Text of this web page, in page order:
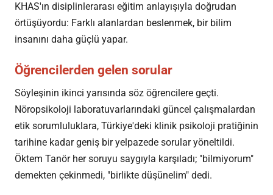
KHAS'ın disiplinlerarası eğitim anlayışıyla doğrudan
örtüşüyordu: Farklı alanlardan beslenmek, bir bilim
insanını daha güçlü yapar.
Öğrencilerden gelen sorular
Söyleşinin ikinci yarısında söz öğrencilere geçti.
Nöropsikoloji laboratuvarlarındaki güncel çalışmalardan
etik sorumluluklara, Türkiye'deki klinik psikoloji pratiğinin
tarihine kadar geniş bir yelpazede sorular yöneltildi.
Öktem Tanör her soruyu saygıyla karşıladı; "bilmiyorum"
demekten çekinmedi, "birlikte düşünelim" dedi.